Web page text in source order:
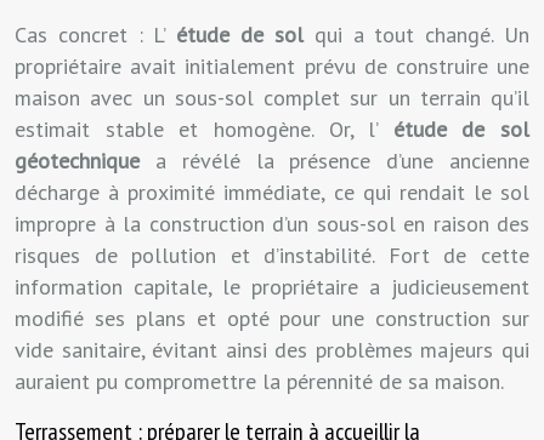
Cas concret : L’ étude de sol qui a tout changé. Un
propriétaire avait initialement prévu de construire une
maison avec un sous-sol complet sur un terrain qu’il
estimait stable et homogène. Or, l’ étude de sol
géotechnique a révélé la présence d’une ancienne
décharge à proximité immédiate, ce qui rendait le sol
impropre à la construction d’un sous-sol en raison des
risques de pollution et d’instabilité. Fort de cette
information capitale, le propriétaire a judicieusement
modifié ses plans et opté pour une construction sur
vide sanitaire, évitant ainsi des problèmes majeurs qui
auraient pu compromettre la pérennité de sa maison.
Terrassement : préparer le terrain à accueillir la